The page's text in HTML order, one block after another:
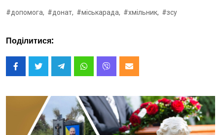
#допомога, #донат, #міськарада, #хмільник, #зсу
Поділитися: